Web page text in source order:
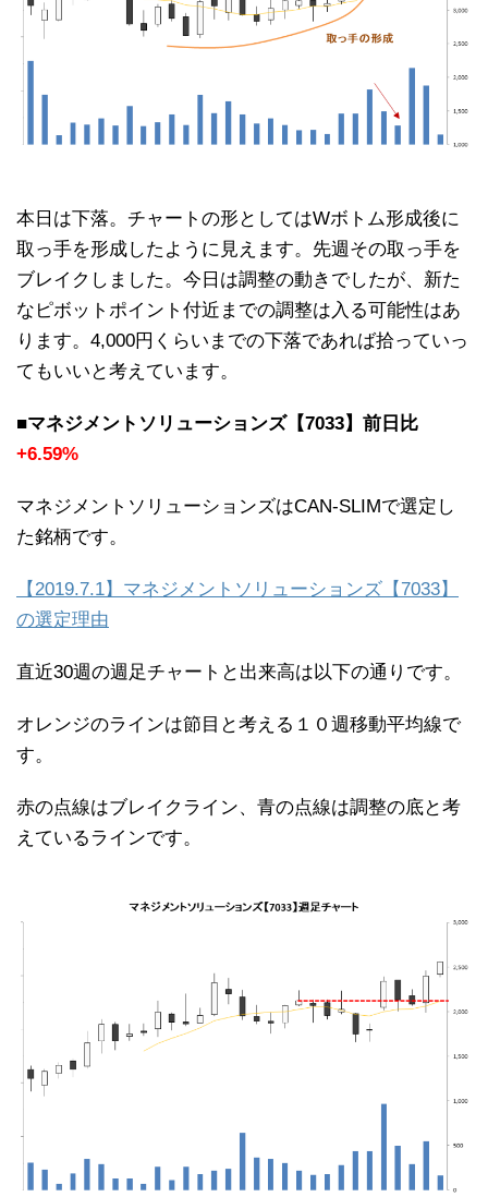
本日は下落。チャートの形としてはWボトム形成後に
取っ手を形成したように見えます。先週その取っ手を
ブレイクしました。今日は調整の動きでしたが、新た
なピボットポイント付近までの調整は入る可能性はあ
ります。4,000円くらいまでの下落であれば拾っていっ
てもいいと考えています。
■マネジメントソリューションズ【7033】前日比
+6.59%
マネジメントソリューションズはCAN-SLIMで選定し
た銘柄です。
【2019.7.1】マネジメントソリューションズ【7033】
の選定理由
直近30週の週足チャートと出来高は以下の通りです。
オレンジのラインは節目と考える１０週移動平均線で
す。
赤の点線はブレイクライン、青の点線は調整の底と考
えているラインです。